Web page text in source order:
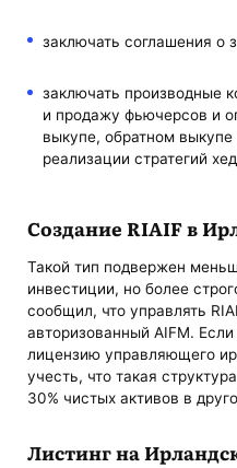
заключать соглашения о
заключать производные
и продажу фьючерсов и
выкупе, обратном
реализации стратегий
Создание RIAIF в
Такой тип подвержен
инвестиции, но более
сообщил, что управлять
авторизованный AIFM.
лицензию управляющего
учесть, что такая
30% чистых активов в
Листинг на